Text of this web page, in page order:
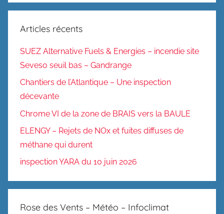
Articles récents
SUEZ Alternative Fuels & Energies – incendie site
Seveso seuil bas – Gandrange
Chantiers de l’Atlantique – Une inspection
décevante
Chrome VI de la zone de BRAIS vers la BAULE
ELENGY – Rejets de NOx et fuites diffuses de
méthane qui durent
inspection YARA du 10 juin 2026
Rose des Vents – Météo – Infoclimat